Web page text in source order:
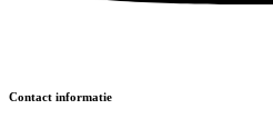
Contact informatie